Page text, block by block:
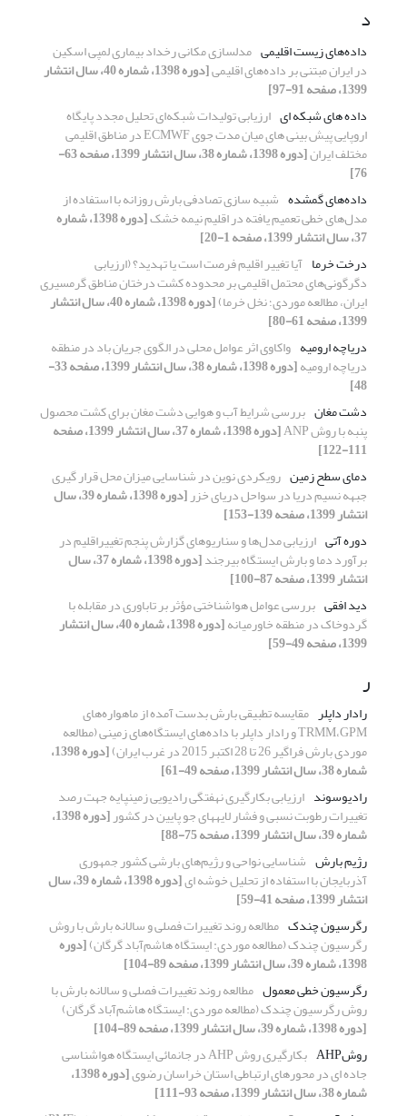
د
داده‌های زیست اقلیمی مدلسازی مکانی رخداد بیماری لمپی اسکین
در ایران مبتنی بر داده‌های اقلیمی [دوره 1398، شماره 40، سال انتشار
1399، صفحه 91-97]
داده های شبکه ای ارزیابی تولیدات شبکه‌ای تحلیل مجدد پایگاه
اروپایی پیش بینی های میان مدت جوی ECMWF در مناطق اقلیمی
مختلف ایران [دوره 1398، شماره 38، سال انتشار 1399، صفحه 63-
76]
داده‌های گمشده شبیه سازی تصادفی بارش روزانه با استفاده از
مدل‌های خطی تعمیم یافته در اقلیم نیمه خشک [دوره 1398، شماره
37، سال انتشار 1399، صفحه 1-20]
درخت خرما آیا تغییر اقلیم فرصت است یا تهدید؟ (ارزیابی
دگرگونی‌های محتمل اقلیمی بر محدوده کشت درختان مناطق گرمسیری
ایران، مطالعه موردی؛ نخل خرما) [دوره 1398، شماره 40، سال انتشار
1399، صفحه 61-80]
دریاچه ارومیه واکاوی اثر عوامل محلی در الگوی جریان باد در منطقه
دریاچه ارومیه [دوره 1398، شماره 38، سال انتشار 1399، صفحه 33-
48]
دشت مغان بررسی شرایط آب و هوایی دشت مغان برای کشت محصول
پنبه با روش ANP [دوره 1398، شماره 37، سال انتشار 1399، صفحه
111-122]
دمای سطح زمین رویکردی نوین در شناسایی میزان محل قرار گیری
جبهه نسیم دریا در سواحل دریای خزر [دوره 1398، شماره 39، سال
انتشار 1399، صفحه 139-153]
دوره آتی ارزیابی مدل‌ها و سناریوهای گزارش پنجم تغییراقلیم در
برآورد دما و بارش ایستگاه بیرجند [دوره 1398، شماره 37، سال
انتشار 1399، صفحه 87-100]
دید افقی بررسی عوامل هواشناختی مؤثر بر تاباوری در مقابله با
گردوخاک در منطقه خاورمیانه [دوره 1398، شماره 40، سال انتشار
1399، صفحه 49-59]
ر
رادار داپلر مقایسه تطبیقی بارش بدست آمده از ماهواره‌های
TRMM،GPM و رادار داپلر با داده‌های ایستگاه‌های زمینی (مطالعه
موردی بارش فراگیر 26 تا 28 اکتبر 2015 در غرب ایران) [دوره 1398،
شماره 38، سال انتشار 1399، صفحه 49-61]
رادیوسوند ارزیابی بکارگیری نهفتگی رادیویی زمینپایه جهت رصد
تغییرات رطوبت نسبی و فشار لایههای جو پایین در کشور [دوره 1398،
شماره 39، سال انتشار 1399، صفحه 75-88]
رژیم بارش شناسایی نواحی و رژیم‌های بارشی کشور جمهوری
آذربایجان با استفاده از تحلیل خوشه ای [دوره 1398، شماره 39، سال
انتشار 1399، صفحه 41-59]
رگرسیون چندک مطالعه روند تغییرات فصلی و سالانه بارش با روش
رگرسیون چندک (مطالعه موردی: ایستگاه هاشم‌آباد گرگان)[دوره
1398، شماره 39، سال انتشار 1399، صفحه 89-104]
رگرسیون خطی معمول مطالعه روند تغییرات فصلی و سالانه بارش با
روش رگرسیون چندک (مطالعه موردی: ایستگاه هاشم‌آباد گرگان)
[دوره 1398، شماره 39، سال انتشار 1399، صفحه 89-104]
روشAHP
بکارگیری روش AHP در جانمائی ایستگاه هواشناسی
جاده ای در محورهای ارتباطی استان خراسان رضوی [دوره 1398،
شماره 38، سال انتشار 1399، صفحه 93-111]